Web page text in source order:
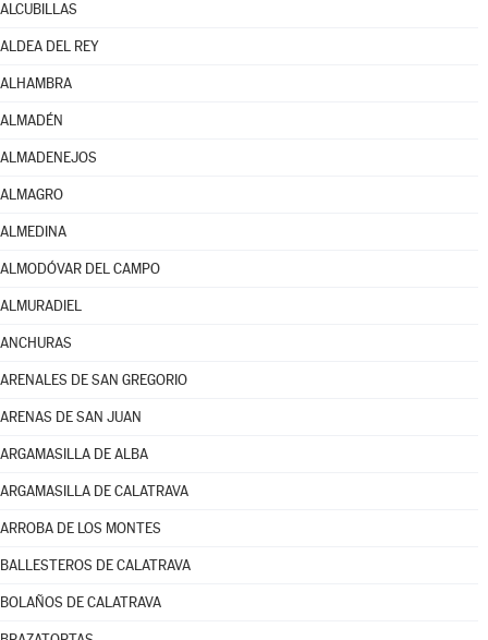
ALCUBILLAS
ALDEA DEL REY
ALHAMBRA
ALMADÉN
ALMADENEJOS
ALMAGRO
ALMEDINA
ALMODÓVAR DEL CAMPO
ALMURADIEL
ANCHURAS
ARENALES DE SAN GREGORIO
ARENAS DE SAN JUAN
ARGAMASILLA DE ALBA
ARGAMASILLA DE CALATRAVA
ARROBA DE LOS MONTES
BALLESTEROS DE CALATRAVA
BOLAÑOS DE CALATRAVA